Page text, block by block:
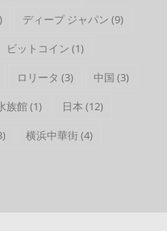
ディープ ジャパン (9)
ビットコイン (1)
ロリータ (3) 中国 (3)
族館(1) 日本 (12)
横浜中華街 (4)